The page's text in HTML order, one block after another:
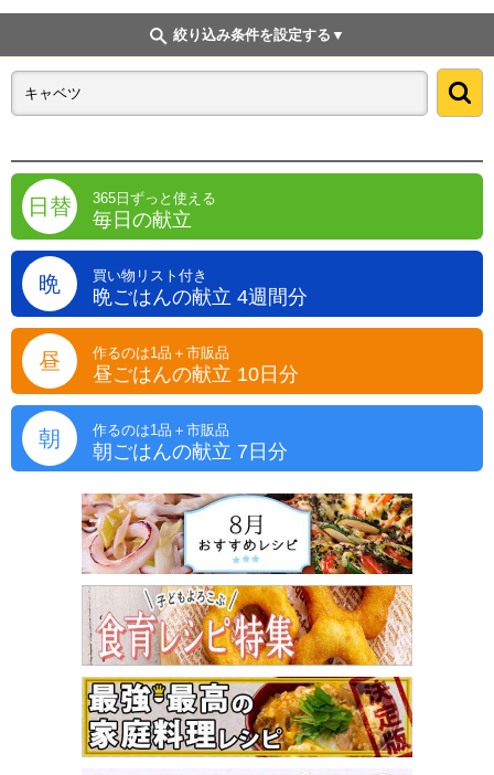
絞り込み条件を設定する
日替 365日ずっと使える
毎日の献立
晩 買い物リスト付き
晩ごはんの献立 4週間分
昼 作るのは1品＋市販品
昼ごはんの献立 10日分
朝 作るのは1品＋市販品
朝ごはんの献立 7日分